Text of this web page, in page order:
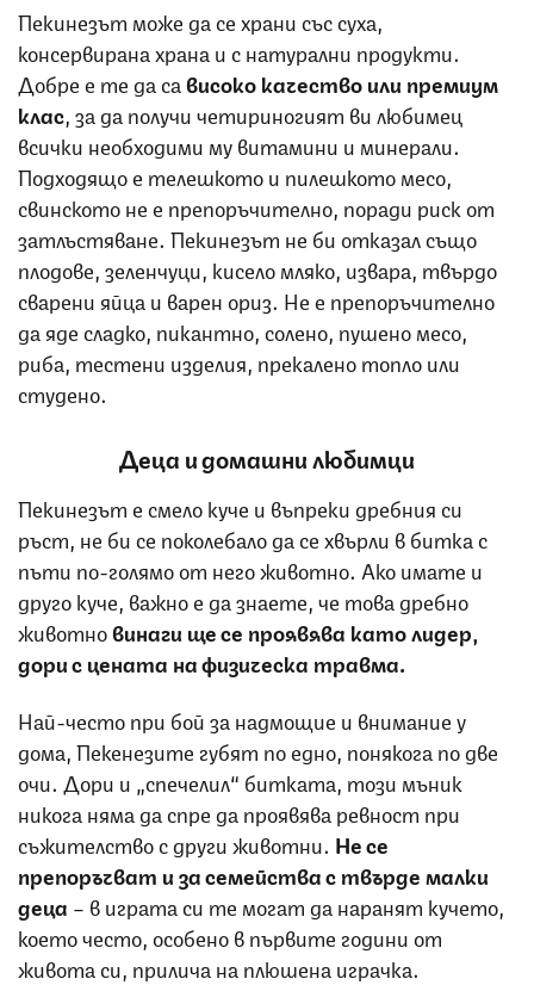
Пекинезът може да се храни със суха,
консервирана храна и с натурални продукти.
Добре е те да сависоко качество или премиум
клас, за да получи четириногият ви любимец
всички необходими му витамини и минерали.
Подходящо е телешкото и пилешкото месо,
свинското не е препоръчително, поради риск от
затлъстяване. Пекинезът не би отказал също
плодове, зеленчуци, кисело мляко, извара, твърдо
сварени яйца и варен ориз. Не е препоръчително
да яде сладко, пикантно, солено, пушено месо,
риба, тестени изделия, прекалено топло или
студено.
Деца и домашни любимци
Пекинезът е смело куче и въпреки дребния си
ръст, не би се поколебало да се хвърли в битка с
пъти по-голямо от него животно. Ако имате и
друго куче, важно е да знаете, че това дребно
животновинаги ще се проявява като лидер,
дори с цената на физическа травма.
Най-често при бой за надмощие и внимание у
дома, Пекенезите губят по едно, понякога по две
очи. Дори и „спечелил“ битката, този мъник
никога няма да спре да проявява ревност при
съжителство с други животни. Не се
препоръчват и за семейства с твърде малки
деца – в играта си те могат да наранят кучето,
което често, особено в първите години от
живота си, прилича на плюшена играчка.